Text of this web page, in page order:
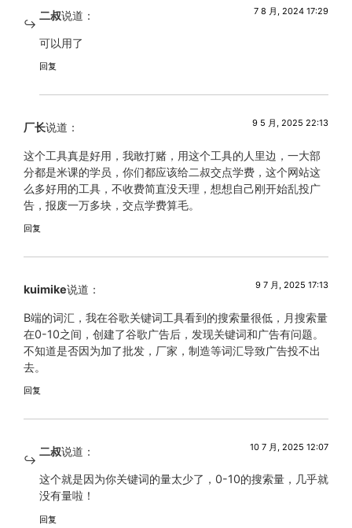
二叔说道： 7 8 月, 2024 17:29
可以用了
回复
厂长说道： 9 5 月, 2025 22:13
这个工具真是好用，我敢打赌，用这个工具的人里边，一大部
分都是米课的学员，你们都应该给二叔交点学费，这个网站这
么多好用的工具，不收费简直没天理，想想自己刚开始乱投广
告，报废一万多块，交点学费算毛。
回复
kuimike说道： 9 7 月, 2025 17:13
B端的词汇，我在谷歌关键词工具看到的搜索量很低，月搜索量
在0-10之间，创建了谷歌广告后，发现关键词和广告有问题。
不知道是否因为加了批发，厂家，制造等词汇导致广告投不出
去。
回复
二叔说道： 10 7 月, 2025 12:07
这个就是因为你关键词的量太少了，0-10的搜索量，几乎就
没有量啦！
回复